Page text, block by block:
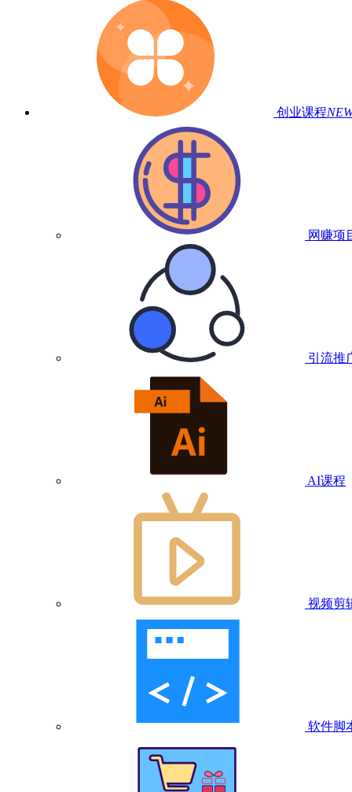
创业课程
网赚项
引流推
AI课程
视频剪
软件脚